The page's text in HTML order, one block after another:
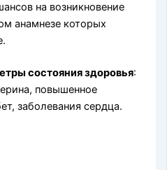
на возникновение
анамнезе которых
состояния здоровья:
повышенное
заболевания сердца.